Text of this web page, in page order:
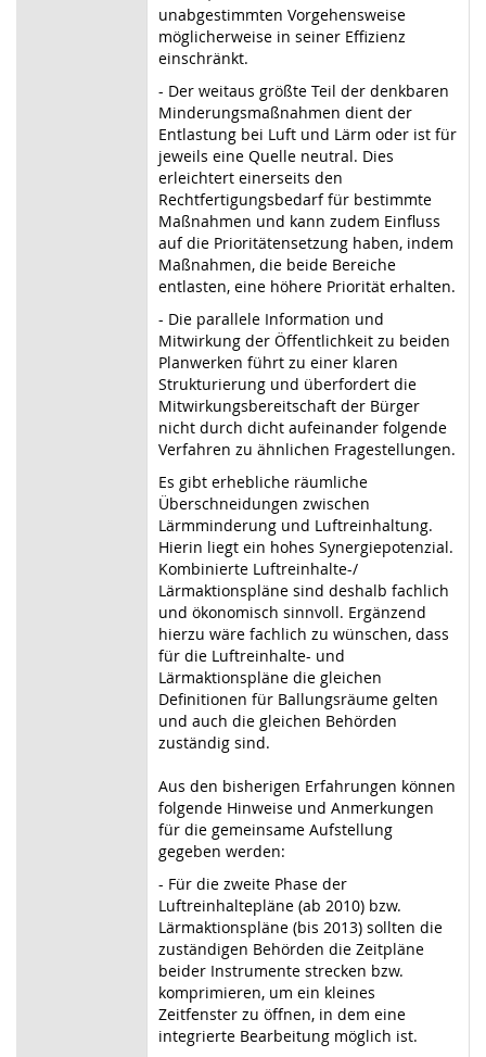
unabgestimmten Vorgehensweise
möglicherweise in seiner Effizienz
einschränkt.
- Der weitaus größte Teil der denkbaren
Minderungsmaßnahmen dient der
Entlastung bei Luft und Lärm oder ist für
jeweils eine Quelle neutral. Dies
erleichtert einerseits den
Rechtfertigungsbedarf für bestimmte
Maßnahmen und kann zudem Einfluss
auf die Prioritätensetzung haben, indem
Maßnahmen, die beide Bereiche
entlasten, eine höhere Priorität erhalten.
- Die parallele Information und
Mitwirkung der Öffentlichkeit zu beiden
Planwerken führt zu einer klaren
Strukturierung und überfordert die
Mitwirkungsbereitschaft der Bürger
nicht durch dicht aufeinander folgende
Verfahren zu ähnlichen Fragestellungen.
Es gibt erhebliche räumliche
Überschneidungen zwischen
Lärmminderung und Luftreinhaltung.
Hierin liegt ein hohes Synergiepotenzial.
Kombinierte Luftreinhalte-/
Lärmaktionspläne sind deshalb fachlich
und ökonomisch sinnvoll. Ergänzend
hierzu wäre fachlich zu wünschen, dass
für die Luftreinhalte- und
Lärmaktionspläne die gleichen
Definitionen für Ballungsräume gelten
und auch die gleichen Behörden
zuständig sind.
Aus den bisherigen Erfahrungen können
folgende Hinweise und Anmerkungen
für die gemeinsame Aufstellung
gegeben werden:
- Für die zweite Phase der
Luftreinhaltepläne (ab 2010) bzw.
Lärmaktionspläne (bis 2013) sollten die
zuständigen Behörden die Zeitpläne
beider Instrumente strecken bzw.
komprimieren, um ein kleines
Zeitfenster zu öffnen, in dem eine
integrierte Bearbeitung möglich ist.